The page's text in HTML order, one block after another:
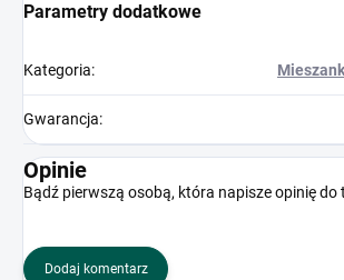
Parametry dodatkowe
Kategoria:
Gwarancja:
Opinie
Bądź pierwszą osobą, która napisze opinię do
Dodaj komentarz